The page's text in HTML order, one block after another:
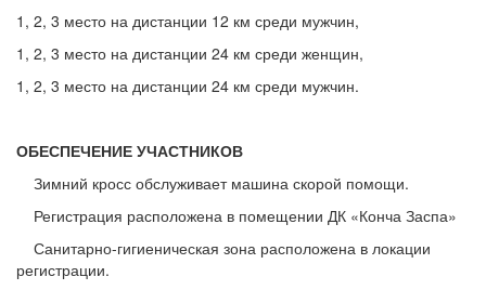
1, 2, 3 место на дистанции 12 км среди мужчин,
1, 2, 3 место на дистанции 24 км среди женщин,
1, 2, 3 место на дистанции 24 км среди мужчин.
ОБЕСПЕЧЕНИЕ УЧАСТНИКОВ
Зимний кросс обслуживает машина скорой помощи.
Регистрация расположена в помещении ДК «Конча Заспа»
Санитарно-гигиеническая зона расположена в локации
регистрации.